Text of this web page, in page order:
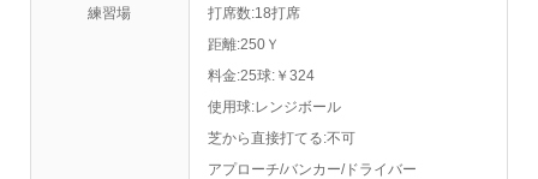
練習場
打席数:18打席
距離:250Ｙ
料金:25球:￥324
使用球:レンジボール
芝から直接打てる:不可
アプローチ/バンカー/ドライバー